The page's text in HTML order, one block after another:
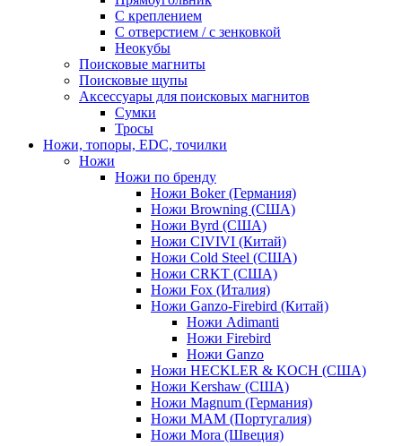
С креплением
С отверстием / с зенковкой
Неокубы
Поисковые магниты
Поисковые щупы
Аксессуары для поисковых магнитов
Сумки
Тросы
Ножи, топоры, EDC, точилки
Ножи
Ножи по бренду
Ножи Boker (Германия)
Ножи Browning (США)
Ножи Byrd (США)
Ножи CIVIVI (Китай)
Ножи Cold Steel (США)
Ножи CRKT (США)
Ножи Fox (Италия)
Ножи Ganzo-Firebird (Китай)
Ножи Adimanti
Ножи Firebird
Ножи Ganzo
Ножи HECKLER & KOCH (США)
Ножи Kershaw (США)
Ножи Magnum (Германия)
Ножи MAM (Португалия)
Ножи Mora (Швеция)